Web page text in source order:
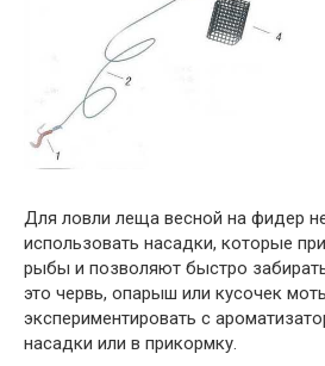
Для ловли леща весной на фидер
использовать насадки, которые
рыбы и позволяют быстро
это червь, опарыш или кусочек
экспериментировать с
насадки или в прикормку.